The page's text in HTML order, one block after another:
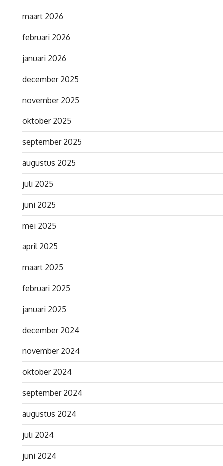
maart 2026
februari 2026
januari 2026
december 2025
november 2025
oktober 2025
september 2025
augustus 2025
juli 2025
juni 2025
mei 2025
april 2025
maart 2025
februari 2025
januari 2025
december 2024
november 2024
oktober 2024
september 2024
augustus 2024
juli 2024
juni 2024